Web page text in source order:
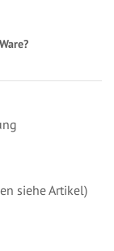
siehe Artikel)